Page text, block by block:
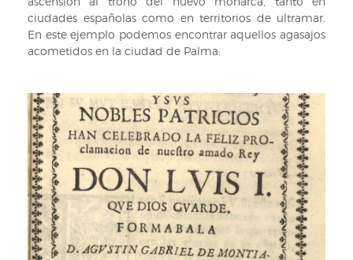
ciudades españolas como en territorios de ultramar.
En este ejemplo podemos encontrar aquellos agasajos
acometidos en la ciudad de Palma: